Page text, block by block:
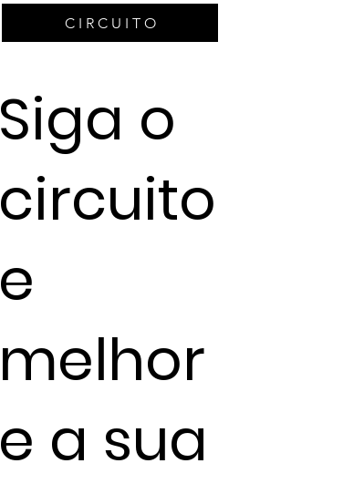
C I R C U I T O
Siga o
circuito
e
melhor
e a sua